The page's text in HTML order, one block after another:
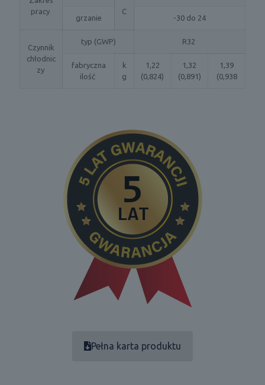
pracy
C
grzanie -30 do 24
Czynnik
chłodnic
zy
typ (GWP) R32
fabryczna
ilość
k
g
1,22
(0,824)
1,32
(0,891)
1,39
(0,938
Pełna karta produktu